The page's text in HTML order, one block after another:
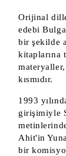
Orijinal
edebi
bir şekilde
kitaplarına
kısmıdır.
1993
girişimiyle
Ahit'in
bir